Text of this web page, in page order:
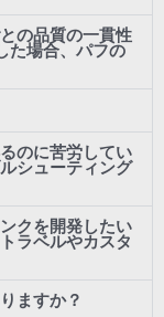
の品質の一貫性
た場合、パフの
のに苦労してい
シューティング
クを開発したい
ラベルやカスタ
ますか？